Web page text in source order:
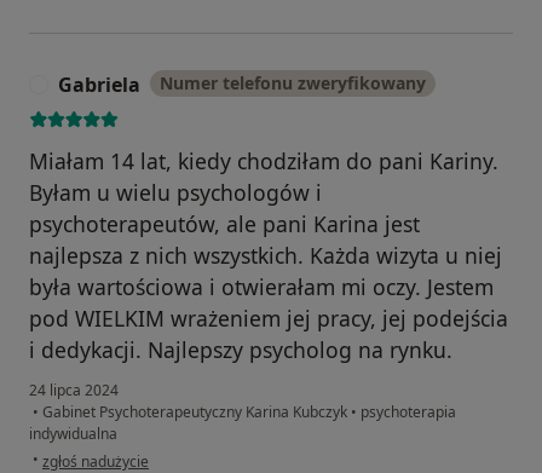
Gabriela Numer telefonu zweryfikowany
Miałam 14 lat, kiedy chodziłam do pani Kariny.
Byłam u wielu psychologów i
psychoterapeutów, ale pani Karina jest
najlepsza z nich wszystkich. Każda wizyta u niej
była wartościowa i otwierałam mi oczy. Jestem
pod WIELKIM wrażeniem jej pracy, jej podejścia
i dedykacji. Najlepszy psycholog na rynku.
24 lipca 2024
• Gabinet Psychoterapeutyczny Karina Kubczyk • psychoterapia
indywidualna
• w opinii użytkownika Gabriela
zgłoś nadużycie